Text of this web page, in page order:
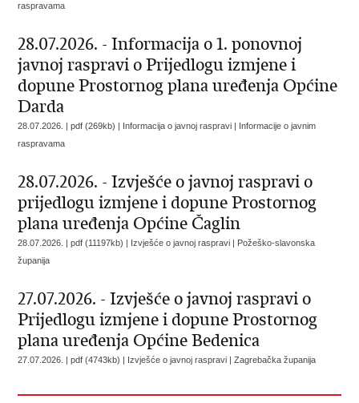
raspravama
28.07.2026. - Informacija o 1. ponovnoj
javnoj raspravi o Prijedlogu izmjene i
dopune Prostornog plana uređenja Općine
Darda
28.07.2026. | pdf (269kb) | Informacija o javnoj raspravi | Informacije o javnim
raspravama
28.07.2026. - Izvješće o javnoj raspravi o
prijedlogu izmjene i dopune Prostornog
plana uređenja Općine Čaglin
28.07.2026. | pdf (11197kb) | Izvješće o javnoj raspravi | Požeško-slavonska
županija
27.07.2026. - Izvješće o javnoj raspravi o
Prijedlogu izmjene i dopune Prostornog
plana uređenja Općine Bedenica
27.07.2026. | pdf (4743kb) | Izvješće o javnoj raspravi |Zagrebačka županija